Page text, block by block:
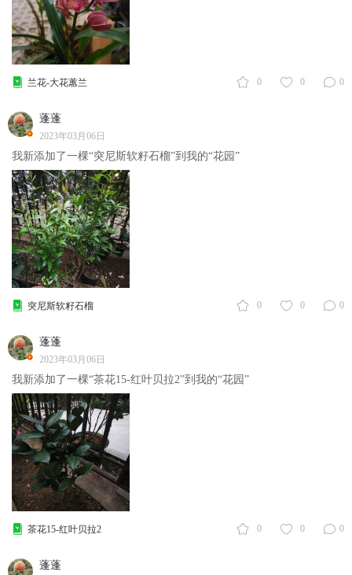
0 0 0
兰花-大花蕙兰
蓬蓬
2023年03月06日
我新添加了一棵“突尼斯软籽石榴”到我的“花园”
0 0 0
突尼斯软籽石榴
蓬蓬
2023年03月06日
我新添加了一棵“茶花15-红叶贝拉2”到我的“花园”
0 0 0
茶花15-红叶贝拉2
蓬蓬